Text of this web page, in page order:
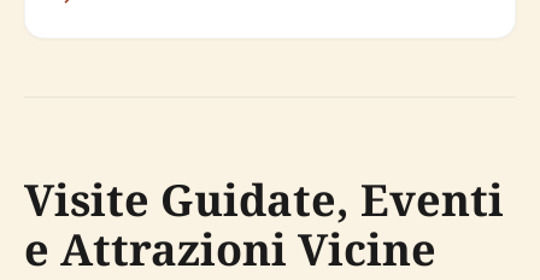
Visite Guidate, Eventi
e Attrazioni Vicine